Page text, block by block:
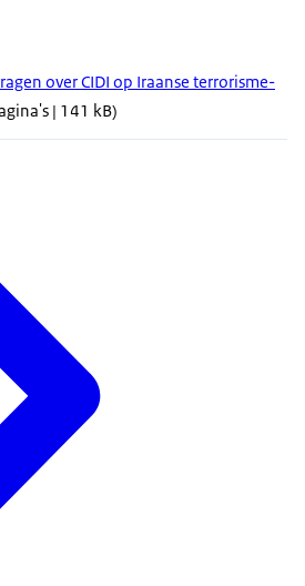
over CIDI op Iraanse terrorisme-
| 141 kB)